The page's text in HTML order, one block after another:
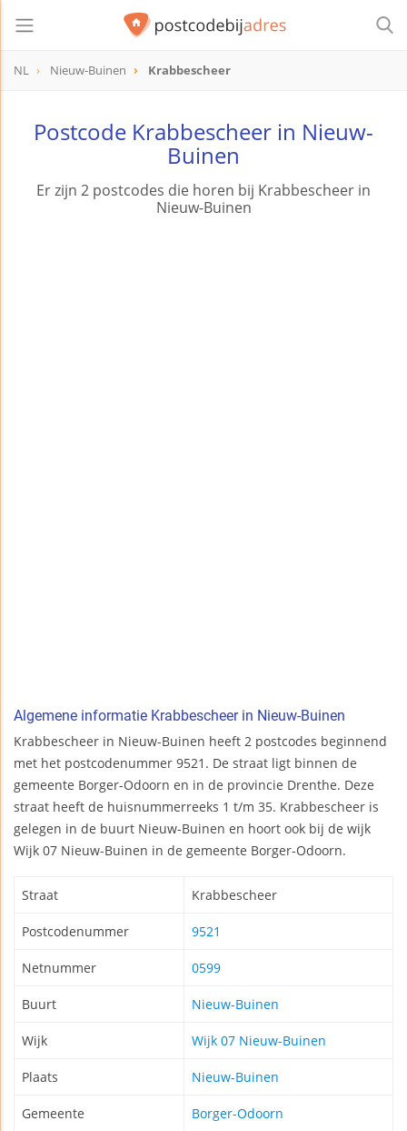
NL Nieuw-Buinen Krabbescheer
Postcode Krabbescheer in Nieuw-
Buinen
Er zijn 2 postcodes die horen bij Krabbescheer in
Nieuw-Buinen
Algemene informatie Krabbescheer in Nieuw-Buinen
Krabbescheer in Nieuw-Buinen heeft 2 postcodes beginnend
met het postcodenummer 9521. De straat ligt binnen de
gemeente Borger-Odoorn en in de provincie Drenthe. Deze
straat heeft de huisnummerreeks 1 t/m 35. Krabbescheer is
gelegen in de buurt Nieuw-Buinen en hoort ook bij de wijk
Wijk 07 Nieuw-Buinen in de gemeente Borger-Odoorn.
Straat Krabbescheer
Postcodenummer 9521
Netnummer 0599
Buurt Nieuw-Buinen
Wijk Wijk 07 Nieuw-Buinen
Plaats Nieuw-Buinen
Gemeente Borger-Odoorn